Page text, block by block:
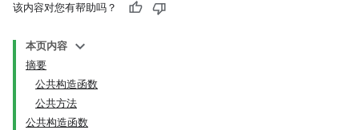
该内容对您有帮助吗？
本页内容
摘要
公共构造函数
公共方法
公共构造函数